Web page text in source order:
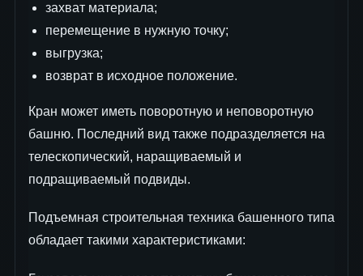
захват материала;
перемещение в нужную точку;
выгрузка;
возврат в исходное положение.
Кран может иметь поворотную и неповоротную
башню. Последний вид также подразделяется на
телескопический, наращиваемый и
подращиваемый подвиды.
Подъемная строительная техника башенного типа
обладает такими характеристиками: